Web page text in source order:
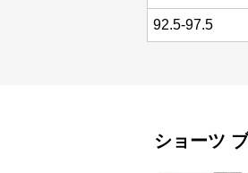
92.5-97.5
ショーツ